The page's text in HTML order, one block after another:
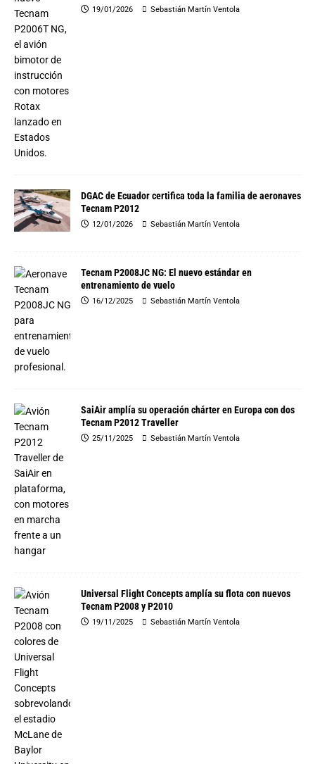
19/01/2026 Sebastián Martín Ventola
DGAC de Ecuador certifica toda la familia de aeronaves
Tecnam P2012
12/01/2026 Sebastián Martín Ventola
Tecnam P2008JC NG: El nuevo estándar en
entrenamiento de vuelo
16/12/2025 Sebastián Martín Ventola
SaiAir amplía su operación chárter en Europa con dos
Tecnam P2012 Traveller
25/11/2025 Sebastián Martín Ventola
Universal Flight Concepts amplía su flota con nuevos
Tecnam P2008 y P2010
19/11/2025 Sebastián Martín Ventola